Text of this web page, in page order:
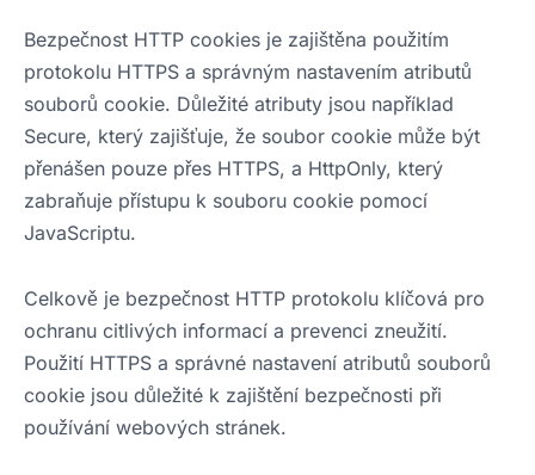
Bezpečnost HTTP cookies je zajištěna použitím
protokolu HTTPS a správným nastavením atributů
souborů cookie. Důležité atributy jsou například
Secure, který zajišťuje, že soubor cookie může být
přenášen pouze přes HTTPS, a HttpOnly, který
zabraňuje přístupu k souboru cookie pomocí
JavaScriptu.
Celkově je bezpečnost HTTP protokolu klíčová pro
ochranu citlivých informací a prevenci zneužití.
Použití HTTPS a správné nastavení atributů souborů
cookie jsou důležité k zajištění bezpečnosti při
používání webových stránek.